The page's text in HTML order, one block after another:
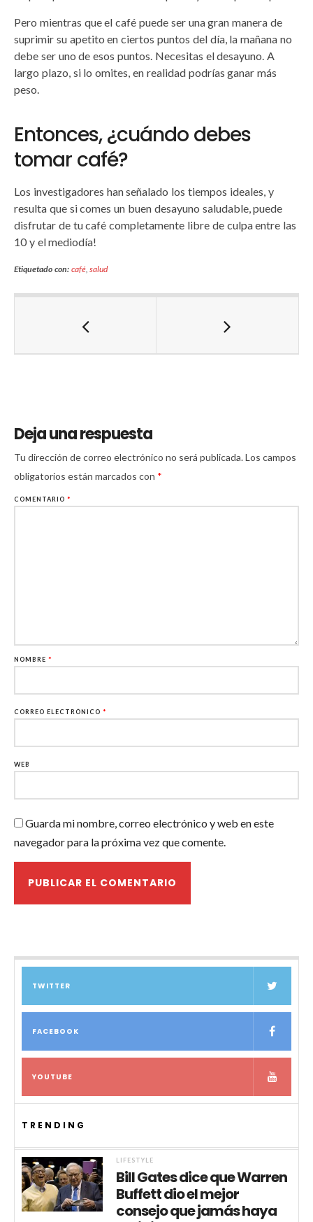
Pero mientras que el café puede ser una gran manera de
suprimir su apetito en ciertos puntos del día, la mañana no
debe ser uno de esos puntos. Necesitas el desayuno. A
largo plazo, si lo omites, en realidad podrías ganar más
peso.
Entonces, ¿cuándo debes
tomar café?
Los investigadores han señalado los tiempos ideales, y
resulta que si comes un buen desayuno saludable, puede
disfrutar de tu café completamente libre de culpa entre las
10 y el mediodía!
Etiquetado con: café,salud
Deja una respuesta
Tu dirección de correo electrónico no será publicada.Los campos
obligatorios están marcados con *
COMENTARIO *
NOMBRE *
CORREO ELECTRÓNICO *
WEB
Guarda mi nombre, correo electrónico y web en este
navegador para la próxima vez que comente.
TWITTER
FACEBOOK
YOUTUBE
TRENDING
LIFESTYLE
Bill Gates dice que Warren
Buffett dio el mejor
consejo que jamás haya